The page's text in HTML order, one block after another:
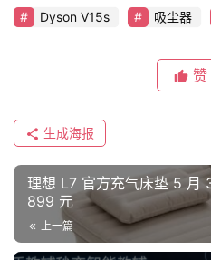
源
师
旅
家
登录
Dyson V15s 吸尘器
赞
生成海报
理想 L7 官方充气床垫 5 月
899 元
上一篇